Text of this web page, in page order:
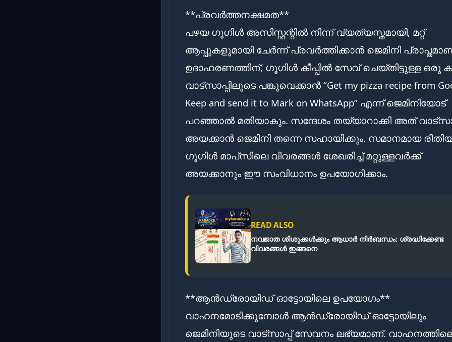
**പ്രവർത്തനക്ഷമത**
പഴയ ഗൂഗിൾ അസിസ്റ്റന്റിൽ നിന്ന് വ്യത്യസ്തമായി, മറ്റ്
ആപ്പുകളുമായി ചേർന്ന് പ്രവർത്തിക്കാൻ ജെമിനി
ഉദാഹരണത്തിന്, ഗൂഗിൾ കീപ്പിൽ സേവ് ചെയ്തിട്ടുള്ള ഒരു
വാട്സാപ്പിലൂടെ പങ്കുവെക്കാൻ “Get my pizza recipe from
Keep and send it to Mark on WhatsApp” എന്ന് ജെമിനിയോട്
പറഞ്ഞാൽ മതിയാകും. സന്ദേശം തയ്യാറാക്കി അത്
അയക്കാൻ ജെമിനി തന്നെ സഹായിക്കും. സമാനമായ
ഗൂഗിൾ മാപ്‌സിലെ വിവരങ്ങൾ ശേഖരിച്ച് മറ്റുള്ളവർക്ക്
അയക്കാനും ഈ സംവിധാനം ഉപയോഗിക്കാം.
READ ALSO
നവജാത ശിശുക്കള്‍ക്കും ആധാര്‍ നിര്‍ബന്ധം: ശ്രദ്ധിക്കേണ്ട
വിവരങ്ങള്‍ ഇങ്ങനെ
**ആൻഡ്രോയിഡ് ഓട്ടോയിലെ ഉപയോഗം**
വാഹനമോടിക്കുമ്പോൾ ആൻഡ്രോയിഡ് ഓട്ടോയിലും
ജെമിനിയുടെ വാട്സാപ്പ് സേവനം ലഭ്യമാണ്.